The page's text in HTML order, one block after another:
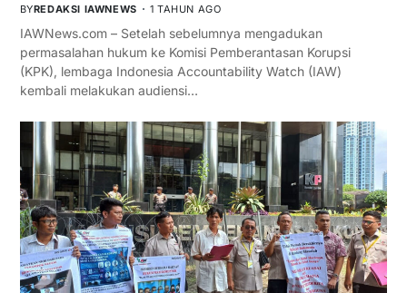
BYREDAKSI IAWNEWS 1 TAHUN AGO
IAWNews.com – Setelah sebelumnya mengadukan
permasalahan hukum ke Komisi Pemberantasan Korupsi
(KPK), lembaga Indonesia Accountability Watch (IAW)
kembali melakukan audiensi…